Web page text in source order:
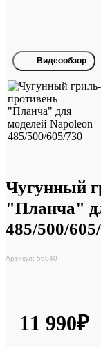
Видеообзор
Чугунный
"Планча"
485/500/
Артикул: 56040
11 990₽